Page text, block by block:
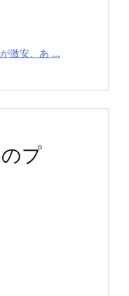
激安、あ ...
プ